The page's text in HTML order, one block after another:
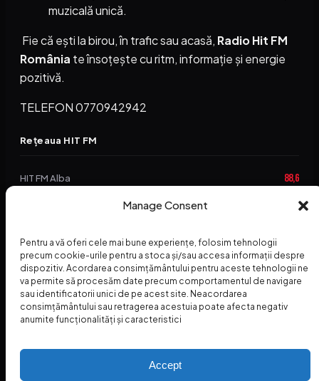
Manage Consent
Pentru a vă oferi cele mai bune experiențe, folosim tehnologii
precum cookie-urile pentru a stoca și/sau accesa informații despre
dispozitiv. Acordarea consimțământului pentru aceste tehnologii ne
va permite să procesăm date precum comportamentul de navigare
sau identificatorii unici de pe acest site. Neacordarea
consimțământului sau retragerea acestuia poate afecta negativ
anumite funcționalități și caracteristici
Accept
muzicală unică.
Fie că ești la birou, în trafic sau acasă, Radio Hit FM
România te însoțește cu ritm, informație și energie
pozitivă.
TELEFON 0770942942
Rețeaua HIT FM
HIT FM Alba 88,6
94,2
HIT FM Abrud 94,3
HIT FM Horezu 95,1
HIT FM Nehoiu 88,2